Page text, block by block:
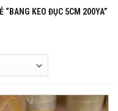
“BANG KEO ĐỤC 5CM 200YA”